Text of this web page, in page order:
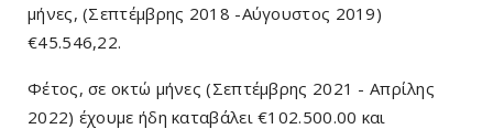
μήνες, (Σεπτέμβρης 2018 -Αύγουστος 2019)
€45.546,22.
Φέτος, σε οκτώ μήνες (Σεπτέμβρης 2021 - Απρίλης
2022) έχουμε ήδη καταβάλει €102.500.00 και